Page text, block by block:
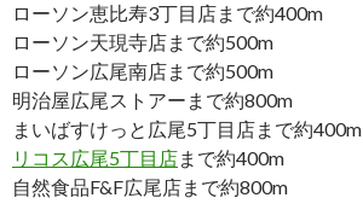
ローソン恵比寿3丁目店まで約400m
ローソン天現寺店まで約500m
ローソン広尾南店まで約500m
明治屋広尾ストアーまで約800m
まいばすけっと広尾5丁目店まで約400m
リコス広尾5丁目店まで約400m
自然食品F&F広尾店まで約800m